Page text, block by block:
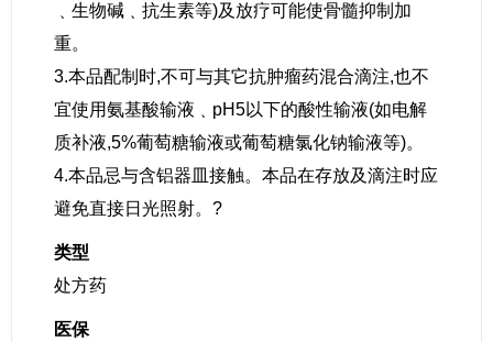
﹑生物碱﹑抗生素等)及放疗可能使骨髓抑制加
重。
3.本品配制时,不可与其它抗肿瘤药混合滴注,也不
宜使用氨基酸输液﹑pH5以下的酸性输液(如电解
质补液,5%葡萄糖输液或葡萄糖氯化钠输液等)。
4.本品忌与含铝器皿接触。本品在存放及滴注时应
避免直接日光照射。?
类型
处方药
医保